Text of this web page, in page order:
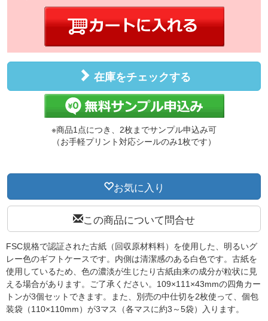
在庫をチェックする
※商品1点につき、2枚までサンプル申込み可
（お手軽プリント対応シールのみ1枚です）
お気に入り
この商品について問合せ
FSC規格で認証された古紙（回収原材料料）を使用した、明るいグ
レー色のギフトケースです。内側は清潔感のある白色です。古紙を
使用しているため、色の濃淡が生じたり古紙由来の成分が粒状に見
える場合があります。ご了承ください。109×111×43mmの四角カー
トンが3個セットできます。また、別売の中仕切を2枚使って、個包
装袋（110×110mm）が3マス（各マスに約3～5袋）入ります。